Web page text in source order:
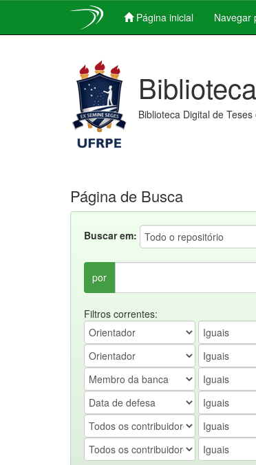
Página inicial Navegar
Biblioteca Digital de
Página de Busca
Buscar em:
por
Filtros correntes: